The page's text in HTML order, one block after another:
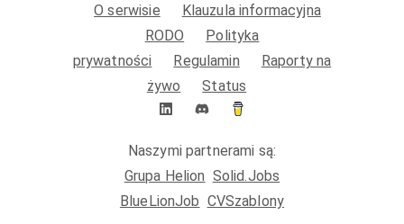
O serwisie
Klauzula informacyjna
RODO
Polityka
prywatności
Regulamin
Raporty na
żywo
Status
Naszymi partnerami są:
Grupa Helion Solid.Jobs
BlueLionJob CVSzablony